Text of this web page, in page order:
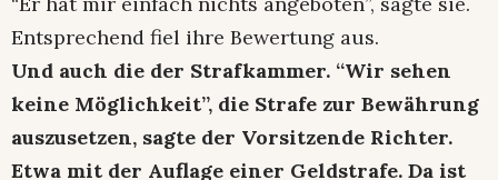
Entsprechend fiel ihre Bewertung aus.
Und auch die der Strafkammer. “Wir sehen
keine Möglichkeit”, die Strafe zur Bewährung
auszusetzen, sagte der Vorsitzende Richter.
Etwa mit der Auflage einer Geldstrafe. Da ist